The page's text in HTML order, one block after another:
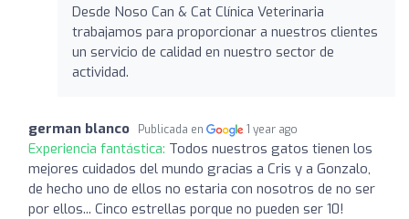
Desde Noso Can & Cat Clínica Veterinaria
trabajamos para proporcionar a nuestros clientes
un servicio de calidad en nuestro sector de
actividad.
german blanco Publicada en 1 year ago
Experiencia fantástica: Todos nuestros gatos tienen los
mejores cuidados del mundo gracias a Cris y a Gonzalo,
de hecho uno de ellos no estaria con nosotros de no ser
por ellos... Cinco estrellas porque no pueden ser 10!